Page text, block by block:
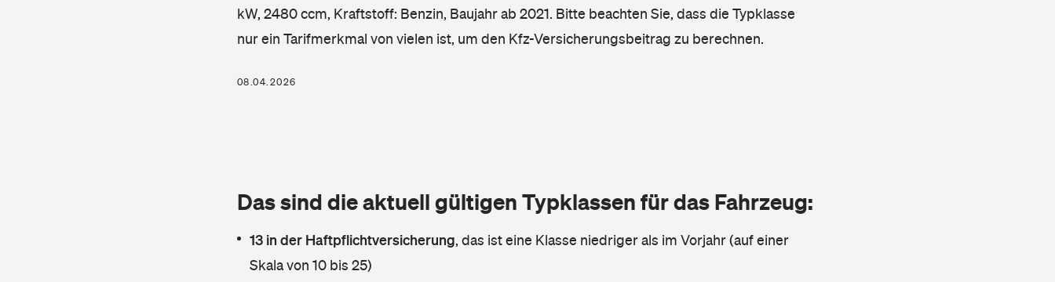
kW, 2480 ccm, Kraftstoff: Benzin, Baujahr ab 2021. Bitte beachten Sie, dass die Typklasse
nur ein Tarifmerkmal von vielen ist, um den Kfz-Versicherungsbeitrag zu berechnen.
08.04.2026
Das sind die aktuell gültigen Typklassen für das Fahrzeug:
13 in der Haftpflichtversicherung, das ist eine Klasse niedriger als im Vorjahr (auf einer
Skala von 10 bis 25)